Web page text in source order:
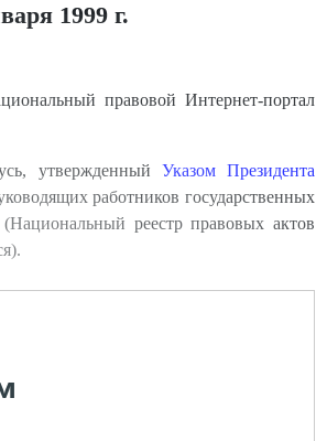
1999 г.
правовой Интернет-портал
утвержденный Указом Президента
работников государственных
реестр правовых актов